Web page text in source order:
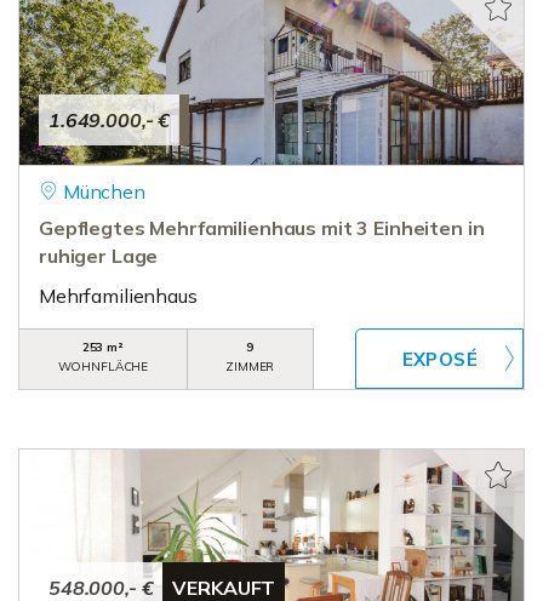
1.649.000,- €
München
Gepflegtes Mehrfamilienhaus mit 3 Einheiten in
ruhiger Lage
Mehrfamilienhaus
253 m²
WOHNFLÄCHE
9
ZIMMER
548.000,- € VERKAUFT